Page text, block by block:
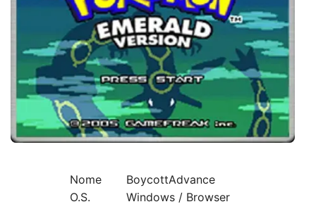
Nome
BoycottAdvance
O.S.
Windows / Browser